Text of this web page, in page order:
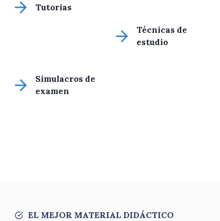
Tutorias
Técnicas de
estudio
Simulacros de
examen
EL MEJOR MATERIAL DIDÁCTICO